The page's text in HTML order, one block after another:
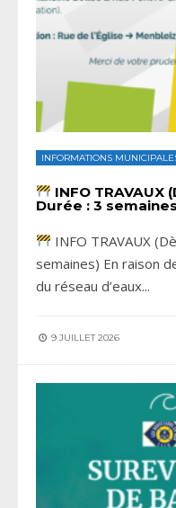
INFORMATIONS
INFO TRAVAUX
Durée : 3
INFO TRAVAUX
semaines) En raison
du réseau d’eaux...
9 JUILLET 2026